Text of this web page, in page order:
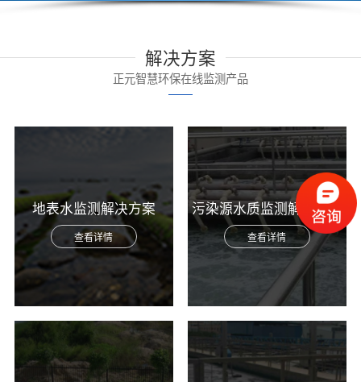
解决方案
正元智慧环保在线监测产品
地表水监测解决方案
查看详情
污染源水质监测解决方案
查看详情